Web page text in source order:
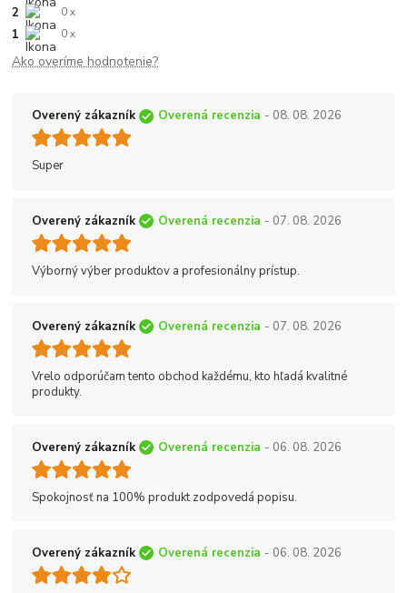
2 0 x
1 0 x
Ako overíme hodnotenie?
Overený zákazník Overená recenzia - 08. 08. 2026
Super
Overený zákazník Overená recenzia - 07. 08. 2026
Výborný výber produktov a profesionálny prístup.
Overený zákazník Overená recenzia - 07. 08. 2026
Vrelo odporúčam tento obchod každému, kto hľadá kvalitné
produkty.
Overený zákazník Overená recenzia - 06. 08. 2026
Spokojnosť na 100% produkt zodpovedá popisu.
Overený zákazník Overená recenzia - 06. 08. 2026